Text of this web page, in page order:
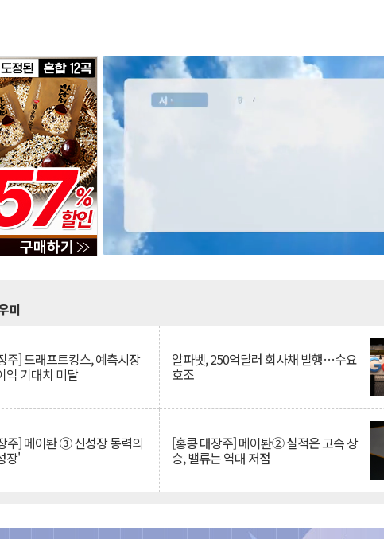
미
주] 드래프트킹스, 예측시장
익 기대치 미달
알파벳, 250억달러 회사채 발행…수요
호조
주] 메이퇀 ③ 신성장 동력의
장'
[홍콩 대장주] 메이퇀② 실적은 고속 상
승, 밸류는 역대 저점